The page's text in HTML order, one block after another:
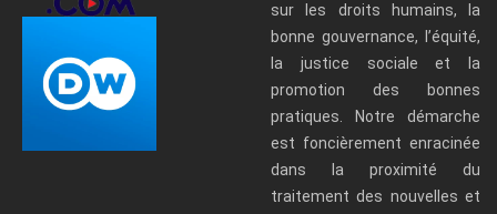
sur les droits humains, la
bonne gouvernance, l’équité,
la justice sociale et la
promotion des bonnes
pratiques. Notre démarche
est foncièrement enracinée
dans la proximité du
traitement des nouvelles et